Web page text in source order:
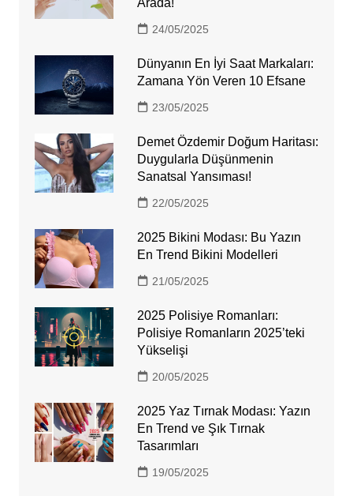
Arada!
24/05/2025
Dünyanın En İyi Saat Markaları:
Zamana Yön Veren 10 Efsane
23/05/2025
Demet Özdemir Doğum Haritası:
Duygularla Düşünmenin
Sanatsal Yansıması!
22/05/2025
2025 Bikini Modası: Bu Yazın
En Trend Bikini Modelleri
21/05/2025
2025 Polisiye Romanları:
Polisiye Romanların 2025’teki
Yükselişi
20/05/2025
2025 Yaz Tırnak Modası: Yazın
En Trend ve Şık Tırnak
Tasarımları
19/05/2025